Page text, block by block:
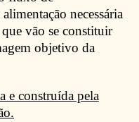
necessária
que vão se constituir
objetivo da
e construída pela